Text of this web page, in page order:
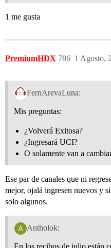
1 me gusta
PremiumHDX 1 Agosto,
786
FernArevaLuna:
Mis preguntas:
¿Volverá Exitosa?
¿Ingresará UCI?
O solamente van a
Ese par de canales que ni
mejor, ojalá ingresen nuevos y
solo algunos.
Antholok:
En los recibos de julio están